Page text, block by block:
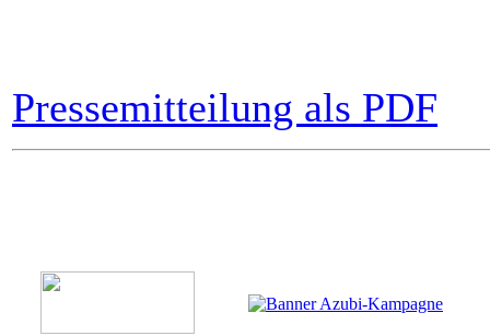
Pressemitteilung als PDF